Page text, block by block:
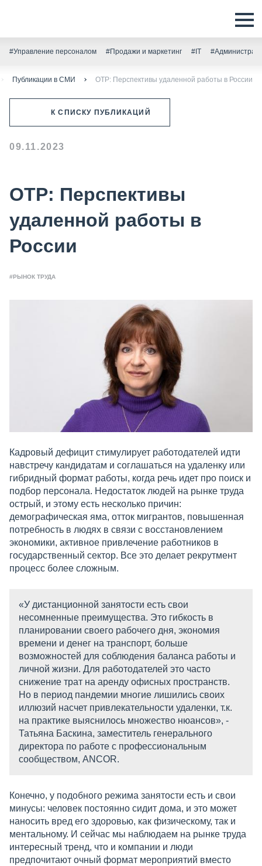
#Управление персоналом #Продажи и маркетинг #IT
Публикации в СМИ ОТР: Перспективы удаленной работы в России
К СПИСКУ ПУБЛИКАЦИЙ
09.11.2023
ОТР: Перспективы
удаленной работы в
России
#РЫНОК ТРУДА
Кадровый дефицит стимулирует работодателей идти
навстречу кандидатам и соглашаться на удаленку или
гибридный формат работы, когда речь идет про поиск и
подбор персонала. Недостаток людей на рынке труда
острый, и этому есть несколько причин:
демографическая яма, отток мигрантов, повышенная
потребность в людях в связи с восстановлением
экономики, активное привлечение работников в
государственный сектор. Все это делает рекрутмент
процесс более сложным.
«У дистанционной занятости есть свои
несомненные преимущества. Это гибкость в
планировании своего рабочего дня, экономия
времени и денег на транспорт, больше
возможностей для соблюдения баланса работы и
личной жизни. Для работодателей это часто
снижение трат на аренду офисных пространств.
Но в период пандемии многие лишились своих
иллюзий насчет привлекательности удаленки, т.к.
на практике выяснилось множество нюансов», -
Татьяна Баскина, заместитель генерального
директора по работе с профессиональным
сообществом, ANCOR.
Конечно, у подобного режима занятости есть и свои
минусы: человек постоянно сидит дома, и это может
наносить вред его здоровью, как физическому, так и
ментальному. И сейчас мы наблюдаем на рынке труда
интересный тренд, что и компании и люди
предпочитают очный формат мероприятий вместо